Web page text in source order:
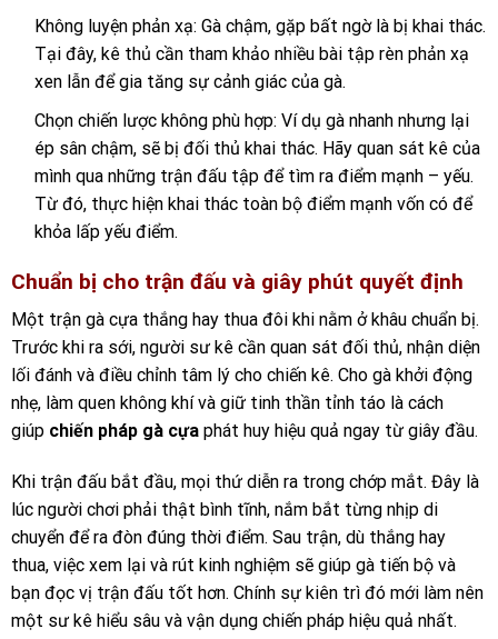
Không luyện phản xạ: Gà chậm, gặp bất ngờ là bị khai thác.
Tại đây, kê thủ cần tham khảo nhiều bài tập rèn phản xạ
xen lẫn để gia tăng sự cảnh giác của gà.
Chọn chiến lược không phù hợp: Ví dụ gà nhanh nhưng lại
ép sân chậm, sẽ bị đối thủ khai thác. Hãy quan sát kê của
mình qua những trận đấu tập để tìm ra điểm mạnh – yếu.
Từ đó, thực hiện khai thác toàn bộ điểm mạnh vốn có để
khỏa lấp yếu điểm.
Chuẩn bị cho trận đấu và giây phút quyết định
Một trận gà cựa thắng hay thua đôi khi nằm ở khâu chuẩn bị.
Trước khi ra sới, người sư kê cần quan sát đối thủ, nhận diện
lối đánh và điều chỉnh tâm lý cho chiến kê. Cho gà khởi động
nhẹ, làm quen không khí và giữ tinh thần tỉnh táo là cách
giúp chiến pháp gà cựa phát huy hiệu quả ngay từ giây đầu.
Khi trận đấu bắt đầu, mọi thứ diễn ra trong chớp mắt. Đây là
lúc người chơi phải thật bình tĩnh, nắm bắt từng nhịp di
chuyển để ra đòn đúng thời điểm. Sau trận, dù thắng hay
thua, việc xem lại và rút kinh nghiệm sẽ giúp gà tiến bộ và
bạn đọc vị trận đấu tốt hơn. Chính sự kiên trì đó mới làm nên
một sư kê hiểu sâu và vận dụng chiến pháp hiệu quả nhất.